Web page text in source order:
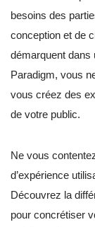
besoins des
conception et de
démarquent dans
Paradigm, vous
vous créez des
de votre public.
Ne vous
d’expérience
Découvrez la
pour concrétiser